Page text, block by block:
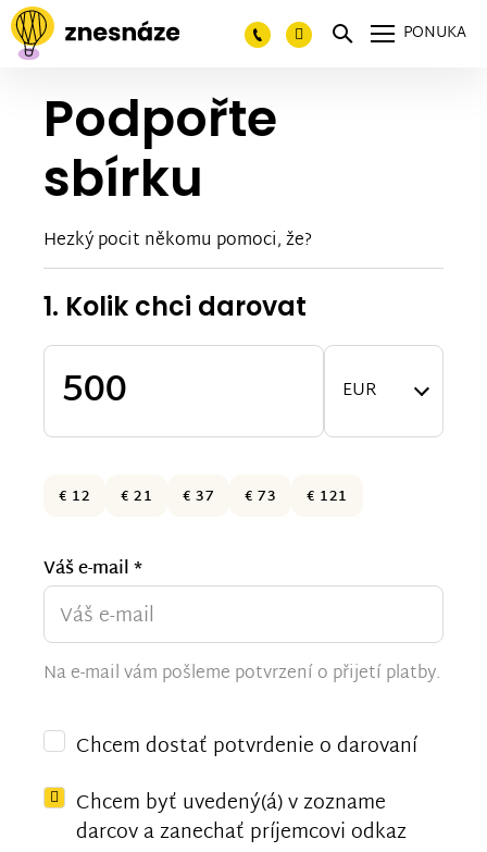
PONUKA
Podpořte
sbírku
Hezký pocit někomu pomoci, že?
1. Kolik chci darovat
EUR
€ 12 € 21 € 37 € 73 € 121
Váš e-mail *
Na e-mail vám pošleme potvrzení o přijetí platby.
Chcem dostať potvrdenie o darovaní
Chcem byť uvedený(á) v zozname
darcov a zanechať príjemcovi odkaz